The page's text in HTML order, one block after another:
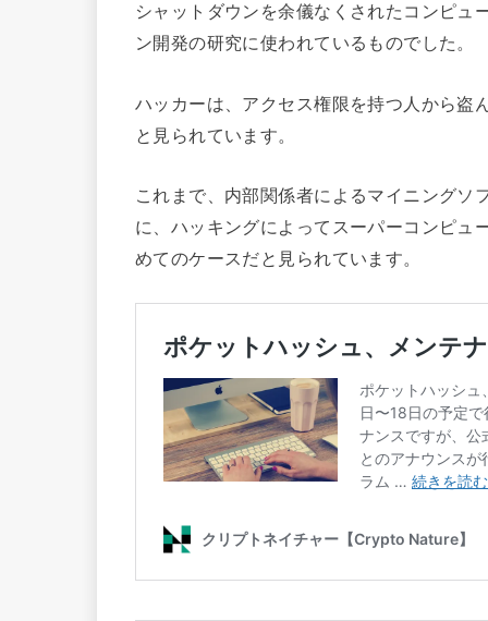
シャットダウンを余儀なくされたコンピュ
ン開発の研究に使われているものでした。
ハッカーは、アクセス権限を持つ人から盗
と見られています。
これまで、内部関係者によるマイニングソ
に、ハッキングによってスーパーコンピュ
めてのケースだと見られています。